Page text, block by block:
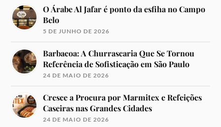
O Árabe Al Jafar é ponto da esfiha no Campo
Belo
5 DE JUNHO DE 2026
Barbacoa: A Churrascaria Que Se Tornou
Referência de Sofisticação em São Paulo
24 DE MAIO DE 2026
Cresce a Procura por Marmitex e Refeições
Caseiras nas Grandes Cidades
24 DE MAIO DE 2026